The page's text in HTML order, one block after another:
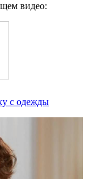
видео:
с одежды